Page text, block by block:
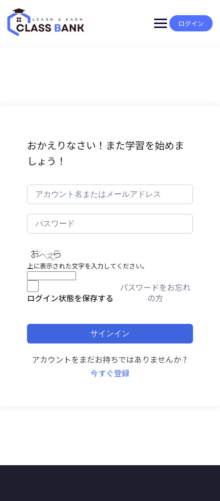
content
ログイン
おかえりなさい！また学習を始めま
しょう！
上に表示された文字を入力してください。
ログイン状態を保存する
パスワードをお忘れ
の方
サインイン
アカウントをまだお持ちではありませんか ?
今すぐ登録